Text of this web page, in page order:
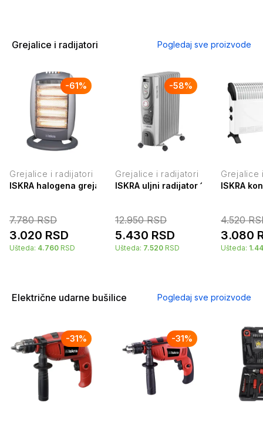
Grejalice i radijatori Pogledaj sve proizvode
-61%
Grejalice i radijatori
ISKRA halogena grejalica 1600W HH09
7.780RSD
3.020 RSD
Ušteda: 4.760 RSD
-58%
Grejalice i radijatori
ISKRA uljni radijator 11 rebara sa
12.950RSD
5.430 RSD
Ušteda: 7.520 RSD
Grejalice
ISKRA
4.520
3.080
Ušteda:
Električne udarne bušilice Pogledaj sve proizvode
-31% -31%